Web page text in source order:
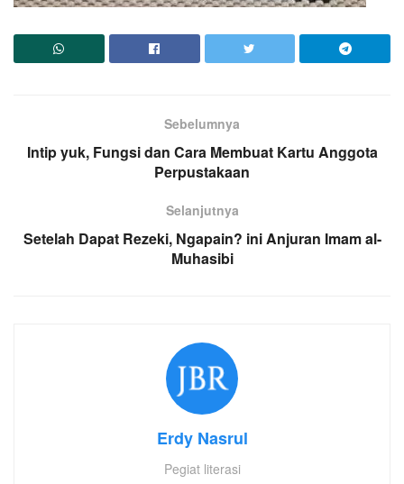
Sebelumnya
Intip yuk, Fungsi dan Cara Membuat Kartu Anggota
Perpustakaan
Selanjutnya
Setelah Dapat Rezeki, Ngapain? ini Anjuran Imam al-
Muhasibi
Erdy Nasrul
Pegiat literasi